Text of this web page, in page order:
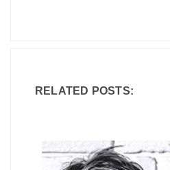
RELATED POSTS: